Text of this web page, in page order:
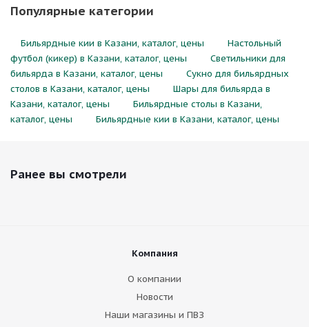
Популярные категории
Бильярдные кии в Казани, каталог, цены
Настольный
футбол (кикер) в Казани, каталог, цены
Светильники для
бильярда в Казани, каталог, цены
Сукно для бильярдных
столов в Казани, каталог, цены
Шары для бильярда в
Казани, каталог, цены
Бильярдные столы в Казани,
каталог, цены
Бильярдные кии в Казани, каталог, цены
Ранее вы смотрели
Компания
О компании
Новости
Наши магазины и ПВЗ